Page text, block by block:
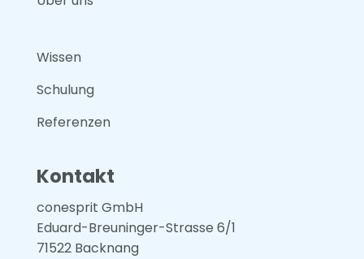
Wissen
Schulung
Referenzen
Kontakt
conesprit GmbH
Eduard-Breuninger-Strasse 6/1
71522 Backnang